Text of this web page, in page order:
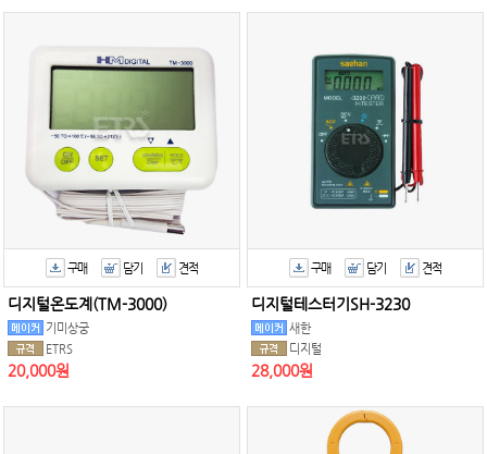
구매 담기 견적
디지털온도계(TM-3000)
기미상궁
ETRS
20,000원
구매 담기 견적
디지털테스터기SH-3230
새한
디지털
28,000원